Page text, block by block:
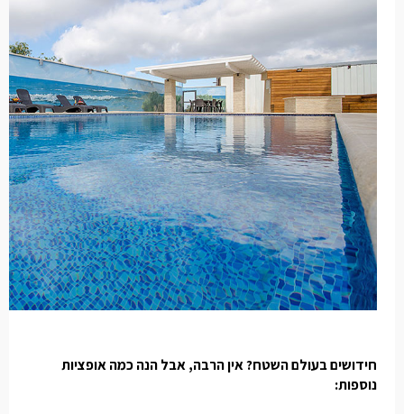
חידושים בעולם השטח? אין הרבה, אבל הנה כמה אופציות
נוספות: